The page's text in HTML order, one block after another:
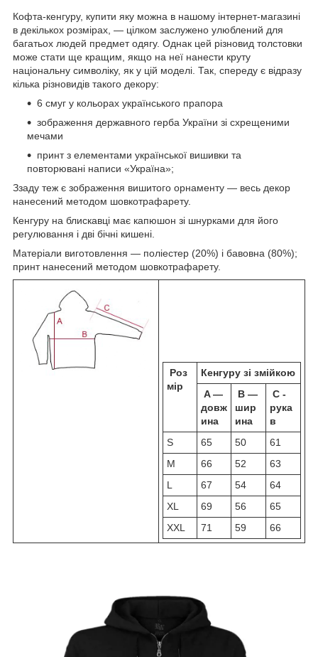
Кофта-кенгуру, купити яку можна в нашому інтернет-магазині
в декількох розмірах, — цілком заслужено улюблений для
багатьох людей предмет одягу. Однак цей різновид толстовки
може стати ще кращим, якщо на неї нанести круту
національну символіку, як у цій моделі. Так, спереду є відразу
кілька різновидів такого декору:
6 смуг у кольорах українського прапора
зображення державного герба України зі схрещеними
мечами
принт з елементами української вишивки та
повторювані написи «Україна»;
Ззаду теж є зображення вишитого орнаменту — весь декор
нанесений методом шовкотрафарету.
Кенгуру на блискавці має капюшон зі шнурками для його
регулювання і дві бічні кишені.
Матеріали виготовлення — поліестер (20%) і бавовна (80%);
принт нанесений методом шовкотрафарету.
Роз
мір
Кенгуру зі змійкою
A —
довж
ина
B —
шир
ина
C -
рука
в
S
65 50
61
M
66 52
63
L
67 54
64
XL
69 56
65
XXL
71 59 66